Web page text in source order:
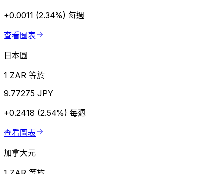
+0.0011 (2.34%) 每週
查看圖表
日本圓
1 ZAR 等於
9.77275 JPY
+0.2418 (2.54%) 每週
查看圖表
加拿大元